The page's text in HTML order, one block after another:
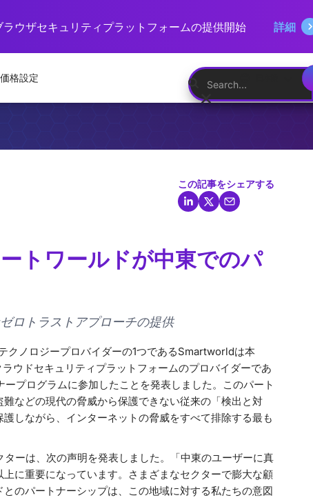
ウザセキュリティプラットフォームの提供開始 詳細
価格設定
この記事をシェアする
トワールドが中東でのパ
ロトラストアプローチの提供
クノロジープロバイダーの1つであるSmartworldは本
ウドセキュリティプラットフォームのプロバイダーであ
プログラムに参加したことを発表しました。このパート
などの現代の脅威から保護できない従来の「検出と対
しながら、インターネットの脅威をすべて排除する最も
ーは、次の声明を発表しました。「中東のユーザーに真
に重要になっています。さまざまなセクターで膨大な顧
のパートナーシップは、この地域に対する私たちの意図